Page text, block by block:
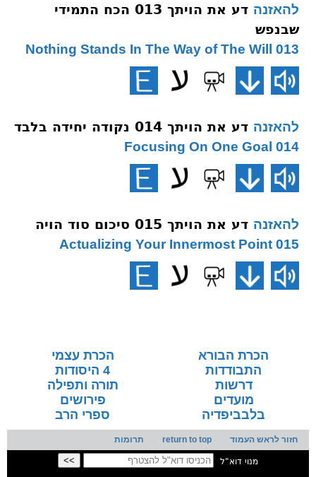
להאזנה
דע את הויתך 013 הכח התמידי
שבנפש
013 Nothing Stands In The Way of The Will
להאזנה דע את הויתך 014 נקודה יחידה בלבד
014 Focusing On One Goal
להאזנה דע את הויתך 015 סיכום סוד הויה
015 Actualizing Your Innermost Point
הכרת הבורא
הכרת עצמי
התבודדות
4 היסודות
דרשות
תורה ותפילה
מועדים
פירושים
בלבביפדיה
ספרי הרב
חזור לראש העמוד return to top תרומות
מנוי דוא"ל